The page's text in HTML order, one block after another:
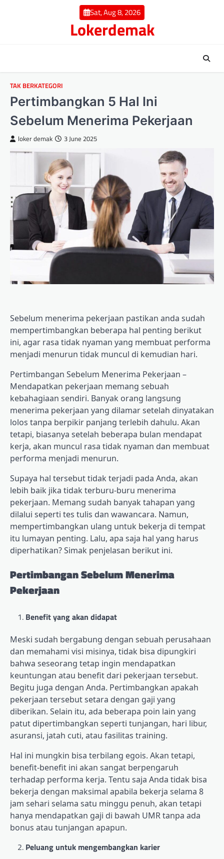
Sat, Aug 8, 2026
Lokerdemak
TAK BERKATEGORI
Pertimbangkan 5 Hal Ini
Sebelum Menerima Pekerjaan
loker demak 3 June 2025
Sebelum menerima pekerjaan pastikan anda sudah
mempertimbangkan beberapa hal penting berikut
ini, agar rasa tidak nyaman yang membuat performa
menjadi menurun tidak muncul di kemudian hari.
Pertimbangan Sebelum Menerima Pekerjaan –
Mendapatkan pekerjaan memang sebuah
kebahagiaan sendiri. Banyak orang langsung
menerima pekerjaan yang dilamar setelah dinyatakan
lolos tanpa berpikir panjang terlebih dahulu. Akan
tetapi, biasanya setelah beberapa bulan mendapat
kerja, akan muncul rasa tidak nyaman dan membuat
performa menjadi menurun.
Supaya hal tersebut tidak terjadi pada Anda, akan
lebih baik jika tidak terburu-buru menerima
pekerjaan. Memang sudah banyak tahapan yang
dilalui seperti tes tulis dan wawancara. Namun,
mempertimbangkan ulang untuk bekerja di tempat
itu lumayan penting. Lalu, apa saja hal yang harus
diperhatikan? Simak penjelasan berikut ini.
Pertimbangan Sebelum Menerima
Pekerjaan
Benefit yang akan didapat
Meski sudah bergabung dengan sebuah perusahaan
dan memahami visi misinya, tidak bisa dipungkiri
bahwa seseorang tetap ingin mendapatkan
keuntungan atau benefit dari pekerjaan tersebut.
Begitu juga dengan Anda. Pertimbangkan apakah
pekerjaan tersebut setara dengan gaji yang
diberikan. Selain itu, ada beberapa poin lain yang
patut dipertimbangkan seperti tunjangan, hari libur,
asuransi, jatah cuti, atau fasilitas training.
Hal ini mungkin bisa terbilang egois. Akan tetapi,
benefit-benefit ini akan sangat berpengaruh
terhadap performa kerja. Tentu saja Anda tidak bisa
bekerja dengan maksimal apabila bekerja selama 8
jam sehari selama satu minggu penuh, akan tetapi
hanya mendapatkan gaji di bawah UMR tanpa ada
bonus atau tunjangan apapun.
Peluang untuk mengembangkan karier